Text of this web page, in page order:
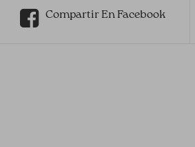
Compartir En Facebook